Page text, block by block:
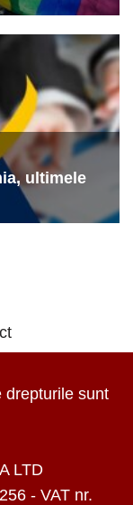
drepturile sunt
LTD
- VAT nr.